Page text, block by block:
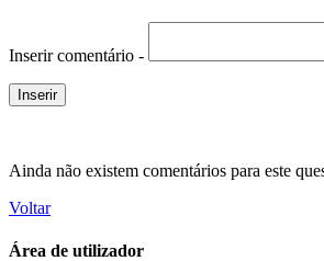
Inserir comentário -
Ainda não existem comentários para este
Voltar
Área de utilizador